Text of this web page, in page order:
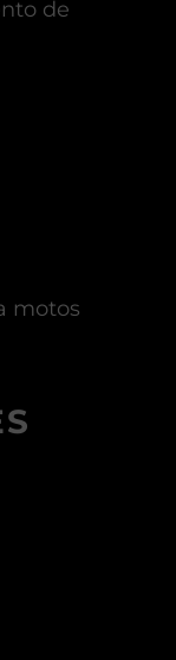
de
motos